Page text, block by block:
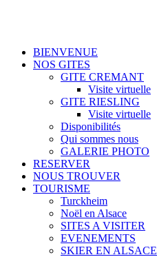
BIENVENUE
NOS GITES
GITE CREMANT
Visite virtuelle
GITE RIESLING
Visite virtuelle
Disponibilités
Qui sommes nous
GALERIE PHOTO
RESERVER
NOUS TROUVER
TOURISME
Turckheim
Noël en Alsace
SITES A VISITER
EVENEMENTS
SKIER EN ALSACE